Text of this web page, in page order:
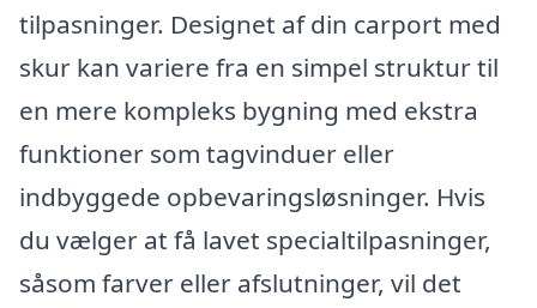
tilpasninger. Designet af din carport med
skur kan variere fra en simpel struktur til
en mere kompleks bygning med ekstra
funktioner som tagvinduer eller
indbyggede opbevaringsløsninger. Hvis
du vælger at få lavet specialtilpasninger,
såsom farver eller afslutninger, vil det